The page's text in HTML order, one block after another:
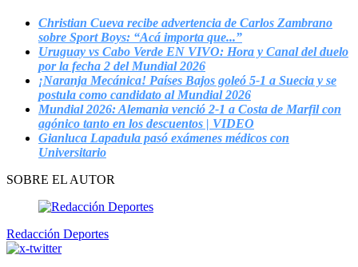
Christian Cueva recibe advertencia de Carlos Zambrano
sobre Sport Boys: “Acá importa que...”
Uruguay vs Cabo Verde EN VIVO: Hora y Canal del duelo
por la fecha 2 del Mundial 2026
¡Naranja Mecánica! Países Bajos goleó 5-1 a Suecia y se
postula como candidato al Mundial 2026
Mundial 2026: Alemania venció 2-1 a Costa de Marfil con
agónico tanto en los descuentos | VIDEO
Gianluca Lapadula pasó exámenes médicos con
Universitario
SOBRE EL AUTOR
Redacción Deportes